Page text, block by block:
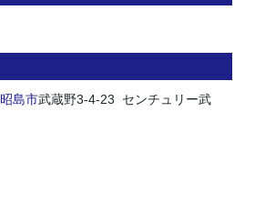
昭島市武蔵野3-4-23 センチュリー武